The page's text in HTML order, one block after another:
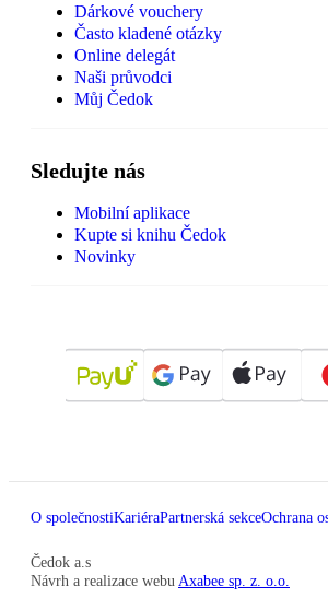
Dárkové vouchery
Často kladené otázky
Online delegát
Naši průvodci
Můj Čedok
Sledujte nás
Mobilní aplikace
Kupte si knihu Čedok
Novinky
O společnostiKariéraPartnerská sekceOchrana
Čedok a.s
Návrh a realizace webu Axabee sp. z. o.o.